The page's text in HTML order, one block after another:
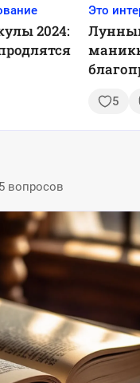
2024:
Это
5
вопросов